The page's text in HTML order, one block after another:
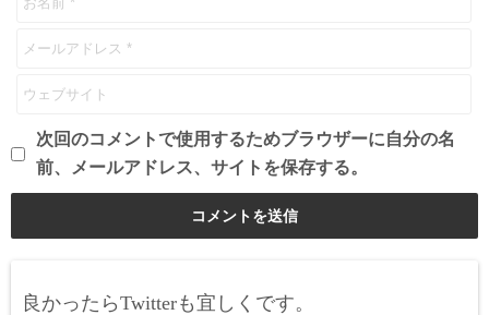
次回のコメントで使用するためブラウザーに自分の名
前、メールアドレス、サイトを保存する。
良かったらTwitterも宜しくです。